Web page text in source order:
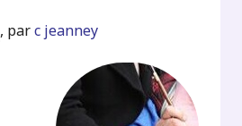
, parc jeanney